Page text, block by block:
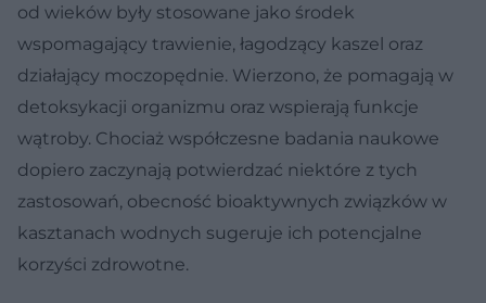
od wieków były stosowane jako środek
wspomagający trawienie, łagodzący kaszel oraz
działający moczopędnie. Wierzono, że pomagają w
detoksykacji organizmu oraz wspierają funkcje
wątroby. Chociaż współczesne badania naukowe
dopiero zaczynają potwierdzać niektóre z tych
zastosowań, obecność bioaktywnych związków w
kasztanach wodnych sugeruje ich potencjalne
korzyści zdrowotne.